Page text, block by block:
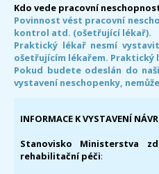
Kdo vede pracovní
Povinnost vést pracovní
kontrol atd. (ošetřující lékař).
Praktický lékař nesmí
ošetřujícím lékařem. Praktický
Pokud budete odeslán do
vystavení neschopenky,
INFORMACE K VYSTAVENÍ
Stanovisko Ministerstva
rehabilitační péči: